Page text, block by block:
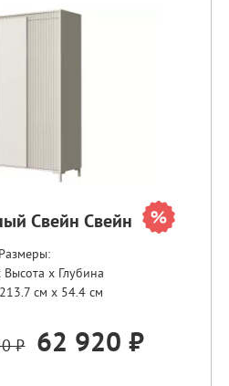
Свейн Свейн
Размеры:
x Глубина
см x 54.4 см
₽ 62 920 ₽